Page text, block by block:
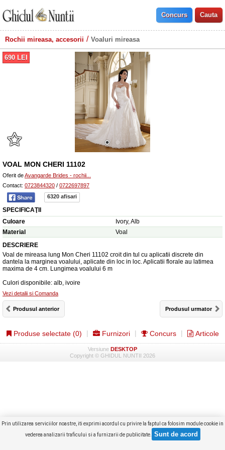
Rochii mireasa, accesorii Voaluri mireasa
690 LEI
VOAL MON CHERI 11102
Oferit deAvangarde Brides - rochii...
Contact: 0723844320 / 0722697897
6320 afisari
SPECIFICAŢII
Culoare
Ivory, Alb
Material
Voal
DESCRIERE
Voal de mireasa lung Mon Cheri 11102 croit din tul cu aplicatii discrete din
dantela la marginea voalului, aplicate din loc in loc. Aplicatii florale au latimea
maxima de 4 cm. Lungimea voalului 6 m
Culori disponibile: alb, ivoire
Vezi detalii si Comanda
Produsul anterior Produsul urmator
Prin utilizarea serviciilor noastre, iti exprimi acordul cu privire la faptul ca folosim module cookie in
vederea analizarii traficului si a furnizarii de publicitate.
Produse selectate (0) Furnizori Concurs Articole
Versiune DESKTOP
Copyright © GHIDUL NUNTII 2026